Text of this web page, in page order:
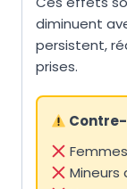
diminuent
persistent,
prises.
Mineurs